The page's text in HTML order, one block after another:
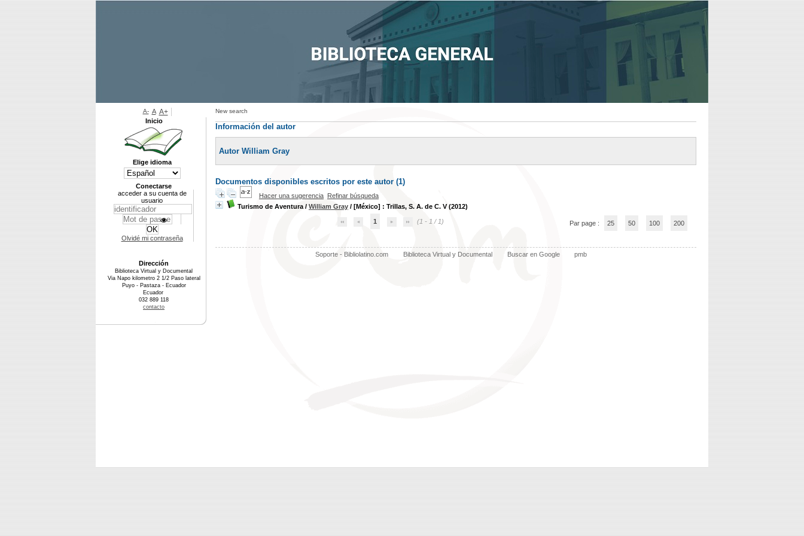
New search
Información del autor
Autor William Gray
Documentos disponibles escritos por este autor (1)
Hacer una sugerencia Refinar búsqueda
Turismo de Aventura / William Gray / [México] : Trillas, S. A. de C. V (2012)
1 (1 - 1 / 1) Par page : 25 50 100 200
Soporte - Bibliolatino.com Biblioteca Virtual y Documental Buscar en Google pmb
A- A A+
Inicio
Elige idioma
Conectarse
acceder a su cuenta de
usuario
Olvidé mi contraseña
Dirección
Biblioteca Virtual y Documental
Via Napo kilometro 2 1/2 Paso lateral
Puyo - Pastaza - Ecuador
Ecuador
032 889 118
contacto